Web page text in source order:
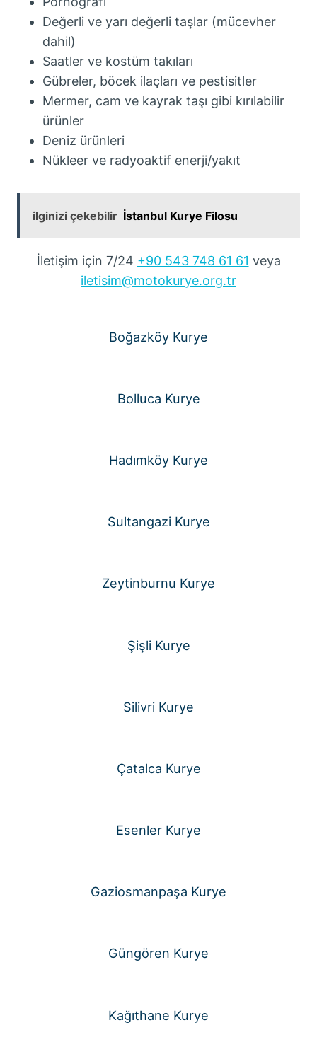
Değerli ve yarı değerli taşlar (mücevher
dahil)
Saatler ve kostüm takıları
Gübreler, böcek ilaçları ve pestisitler
Mermer, cam ve kayrak taşı gibi kırılabilir
ürünler
Deniz ürünleri
Nükleer ve radyoaktif enerji/yakıt
ilginizi çekebilir İstanbul Kurye Filosu
İletişim için 7/24 +90 543 748 61 61 veya
iletisim@motokurye.org.tr
Boğazköy Kurye
Bolluca Kurye
Hadımköy Kurye
Sultangazi Kurye
Zeytinburnu Kurye
Şişli Kurye
Silivri Kurye
Çatalca Kurye
Esenler Kurye
Gaziosmanpaşa Kurye
Güngören Kurye
Kağıthane Kurye